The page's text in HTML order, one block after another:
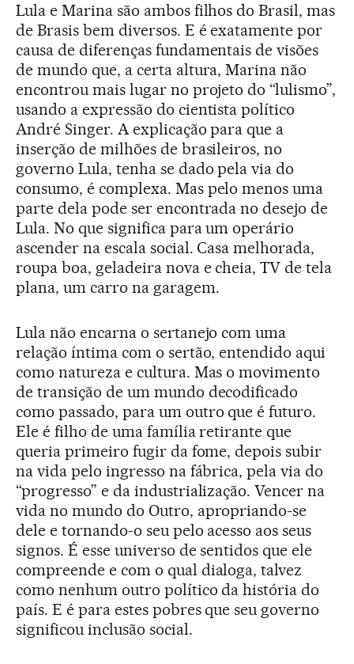
Lula e Marina são ambos filhos do Brasil, mas
de Brasis bem diversos. E é exatamente por
causa de diferenças fundamentais de visões
de mundo que, a certa altura, Marina não
encontrou mais lugar no projeto do “lulismo”,
usando a expressão do cientista político
André Singer. A explicação para que a
inserção de milhões de brasileiros, no
governo Lula, tenha se dado pela via do
consumo, é complexa. Mas pelo menos uma
parte dela pode ser encontrada no desejo de
Lula. No que significa para um operário
ascender na escala social. Casa melhorada,
roupa boa, geladeira nova e cheia, TV de tela
plana, um carro na garagem.
Lula não encarna o sertanejo com uma
relação íntima com o sertão, entendido aqui
como natureza e cultura. Mas o movimento
de transição de um mundo decodificado
como passado, para um outro que é futuro.
Ele é filho de uma família retirante que
queria primeiro fugir da fome, depois subir
na vida pelo ingresso na fábrica, pela via do
“progresso” e da industrialização. Vencer na
vida no mundo do Outro, apropriando-se
dele e tornando-o seu pelo acesso aos seus
signos. É esse universo de sentidos que ele
compreende e com o qual dialoga, talvez
como nenhum outro político da história do
país. E é para estes pobres que seu governo
significou inclusão social.